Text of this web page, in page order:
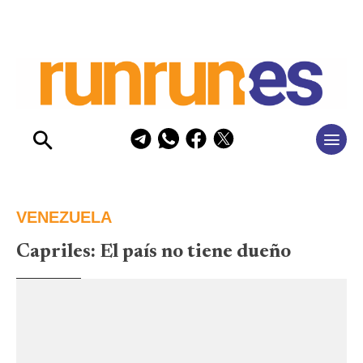
VENEZUELA
Capriles: El país no tiene dueño